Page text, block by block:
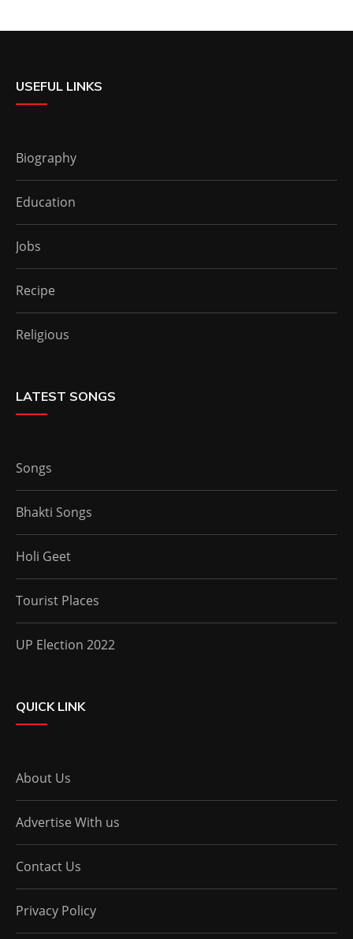
USEFUL LINKS
Biography
Education
Jobs
Recipe
Religious
LATEST SONGS
Songs
Bhakti Songs
Holi Geet
Tourist Places
UP Election 2022
QUICK LINK
About Us
Advertise With us
Contact Us
Privacy Policy